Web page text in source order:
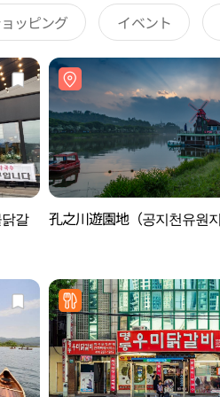
ッピング イベント
갈
孔之川遊園地（공지천유원지